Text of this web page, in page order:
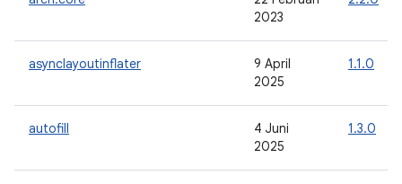
2023
asynclayoutinflater
9 April
2025
1.1.0
autofill
4 Juni
2025
1.3.0